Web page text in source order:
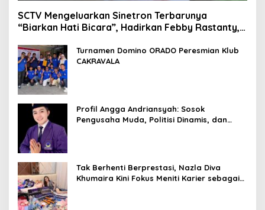
SCTV Mengeluarkan Sinetron Terbarunya
“Biarkan Hati Bicara”, Hadirkan Febby Rastanty,
Turnamen Domino ORADO Peresmian Klub
CAKRAVALA
Profil Angga Andriansyah: Sosok
Pengusaha Muda, Politisi Dinamis, dan
Tak Berhenti Berprestasi, Nazla Diva
Khumaira Kini Fokus Meniti Karier sebagai